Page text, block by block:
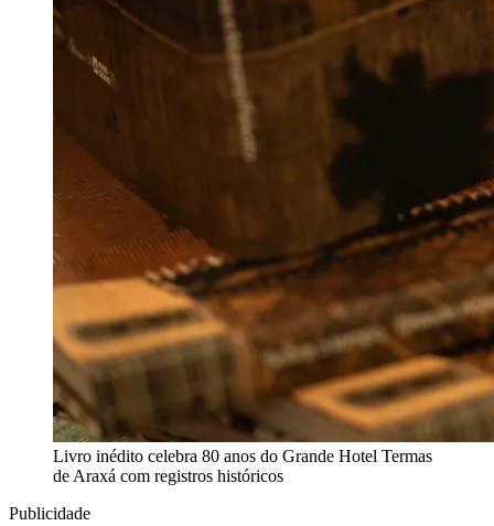
Livro inédito celebra 80 anos do Grande Hotel Termas
de Araxá com registros históricos
Publicidade